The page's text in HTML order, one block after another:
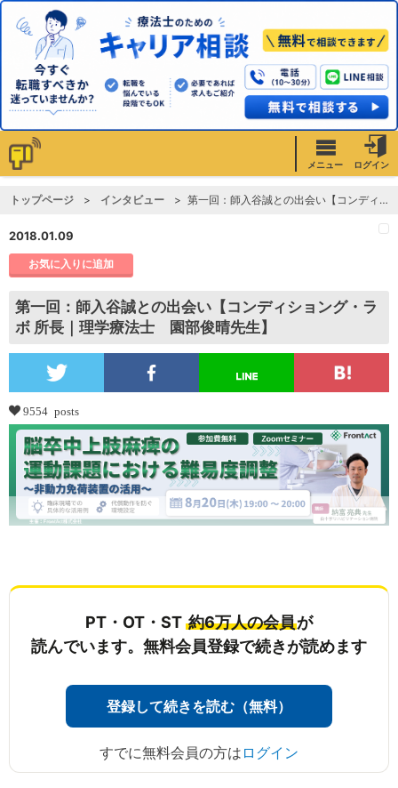
メニュー ログイン
トップページ インタビュー 第一回：師入谷誠との出会い【コンディショング・ラボ 所長｜理学療法士 園部俊晴先生】
2018.01.09
お気に入りに追加
第一回：師入谷誠との出会い【コンディショング・ラ
ボ 所長｜理学療法士 園部俊晴先生】
9554 posts
PT・OT・ST 約6万人の会員が
読んでいます。無料会員登録で続きが読めます
登録して続きを読む（無料）
すでに無料会員の方は ログイン